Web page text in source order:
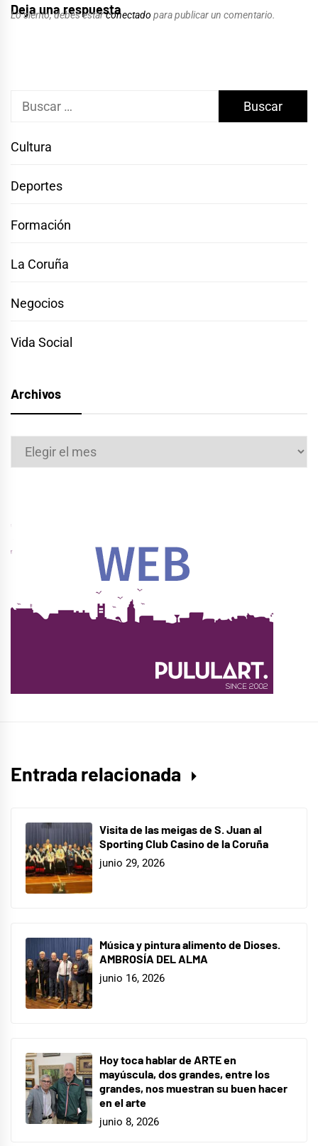
Deja una respuesta
Lo siento, debes estarconectado para publicar un comentario.
Buscar:
Cultura
Deportes
Formación
La Coruña
Negocios
Vida Social
Archivos
Archivos
Entrada relacionada
Visita de las meigas de S. Juan al
Sporting Club Casino de la Coruña
junio 29, 2026
Música y pintura alimento de Dioses.
AMBROSÍA DEL ALMA
junio 16, 2026
Hoy toca hablar de ARTE en
mayúscula, dos grandes, entre los
grandes, nos muestran su buen hacer
en el arte
junio 8, 2026